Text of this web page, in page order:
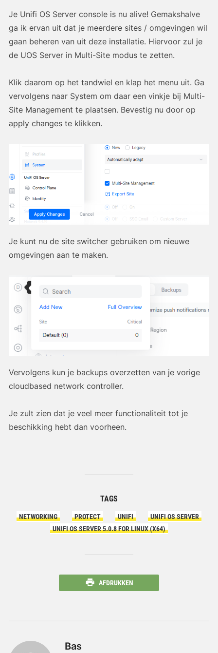
Je Unifi OS Server console is nu alive! Gemakshalve
ga ik ervan uit dat je meerdere sites / omgevingen wil
gaan beheren van uit deze installatie. Hiervoor zul je
de UOS Server in Multi-Site modus te zetten.
Klik daarom op het tandwiel en klap het menu uit. Ga
vervolgens naar System om daar een vinkje bij Multi-
Site Management te plaatsen. Bevestig nu door op
apply changes te klikken.
Je kunt nu de site switcher gebruiken om nieuwe
omgevingen aan te maken.
Vervolgens kun je backups overzetten van je vorige
cloudbased network controller.
Je zult zien dat je veel meer functionaliteit tot je
beschikking hebt dan voorheen.
TAGS
NETWORKING PROTECT UNIFI
UNIFI OS SERVER
UNIFI OS SERVER 5.0.8 FOR LINUX (X64)
AFDRUKKEN
Bas